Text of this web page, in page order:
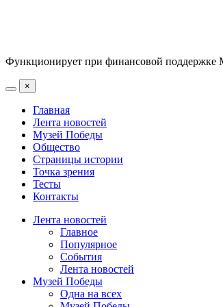
Функционирует при финансовой поддержке
×
Главная
Лента новостей
Музей Победы
Общество
Страницы истории
Точка зрения
Тесты
Контакты
Лента новостей
Главное
Популярное
События
Лента новостей
Музей Победы
Одна на всех